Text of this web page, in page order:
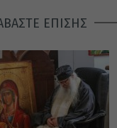
ΕΠΙΣΗΣ